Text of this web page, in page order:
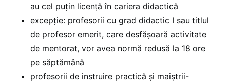
au cel puțin licență în cariera didactică
excepție: profesorii cu grad didactic I sau titlul
de profesor emerit, care desfășoară activitate
de mentorat, vor avea normă redusă la 18 ore
pe săptămână
profesorii de instruire practică și maiștrii-